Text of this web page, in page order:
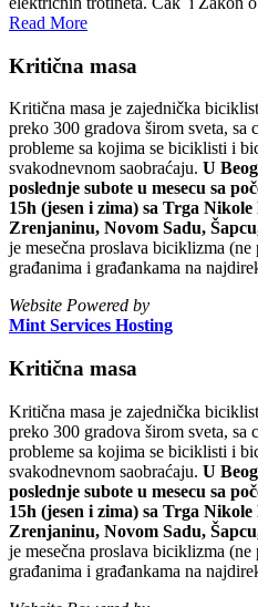
Read More
Kritična masa
Kritična masa je zajednička
preko 300 gradova širom sveta, sa
probleme sa kojima se biciklisti i
svakodnevnom saobraćaju. U
poslednje subote u mesecu sa
15h (jesen i zima) sa Trga
Zrenjaninu, Novom Sadu,
je mesečna proslava biciklizma
građanima i građankama na
Website Powered by
Mint Services Hosting
Kritična masa
Kritična masa je zajednička
preko 300 gradova širom sveta, sa
probleme sa kojima se biciklisti i
svakodnevnom saobraćaju. U
poslednje subote u mesecu sa
15h (jesen i zima) sa Trga
Zrenjaninu, Novom Sadu,
je mesečna proslava biciklizma
građanima i građankama na